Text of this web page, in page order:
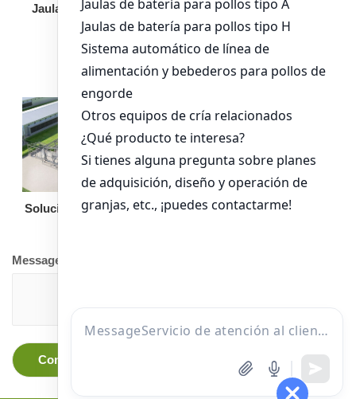
Jaula de pollo pollita
Bandeja de
alimentación para
pollos de engorde
Solución llave en mano Otro equipo
Message